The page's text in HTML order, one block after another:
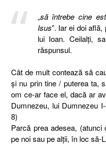
„să întrebe cine
Isus”. Iar ei doi
lui Ioan. Ceilalţi,
răspunsul.
Cât de mult contează să
şi nu prin tine / puterea ta,
om ce-ar face el, dacă ar
Dumnezeu, lui Dumnezeu
8)
Parcă prea adesea,
pe noi sau pe alţii, în loc să-